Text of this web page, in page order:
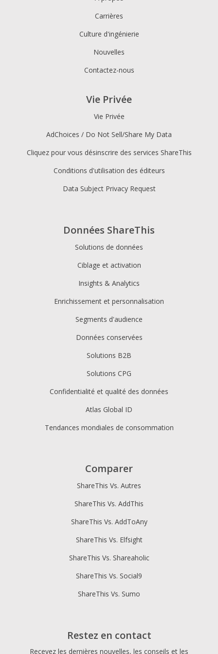
Données ShareThis
Solutions de données
Ciblage et activation
Insights & Analytics
Enrichissement et personnalisation
Segments d'audience
Données conservées
Solutions B2B
Solutions CPG
Confidentialité et qualité des données
Atlas Global ID
Tendances mondiales de consommation
Carrières
Culture d'ingénierie
Nouvelles
Contactez-nous
Vie Privée
Vie Privée
AdChoices / Do Not Sell/Share My Data
Cliquez pour vous désinscrire des services ShareThis
Conditions d'utilisation des éditeurs
Data Subject Privacy Request
Comparer
ShareThis Vs. Autres
ShareThis Vs. AddThis
ShareThis Vs. AddToAny
ShareThis Vs. Elfsight
ShareThis Vs. Shareaholic
ShareThis Vs. Social9
ShareThis Vs. Sumo
Restez en contact
Recevez les dernières nouvelles, les conseils et les